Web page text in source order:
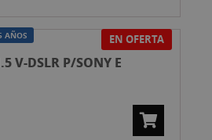
AÑOS EN OFERTA
V-DSLR P/SONY E